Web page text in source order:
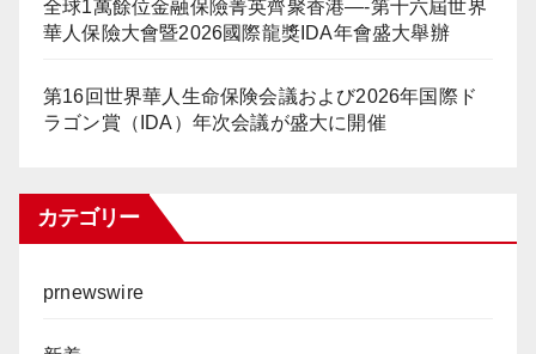
全球1萬餘位金融保險菁英齊聚香港—-第十六屆世界
華人保險大會暨2026國際龍獎IDA年會盛大舉辦
第16回世界華人生命保険会議および2026年国際ド
ラゴン賞（IDA）年次会議が盛大に開催
カテゴリー
prnewswire